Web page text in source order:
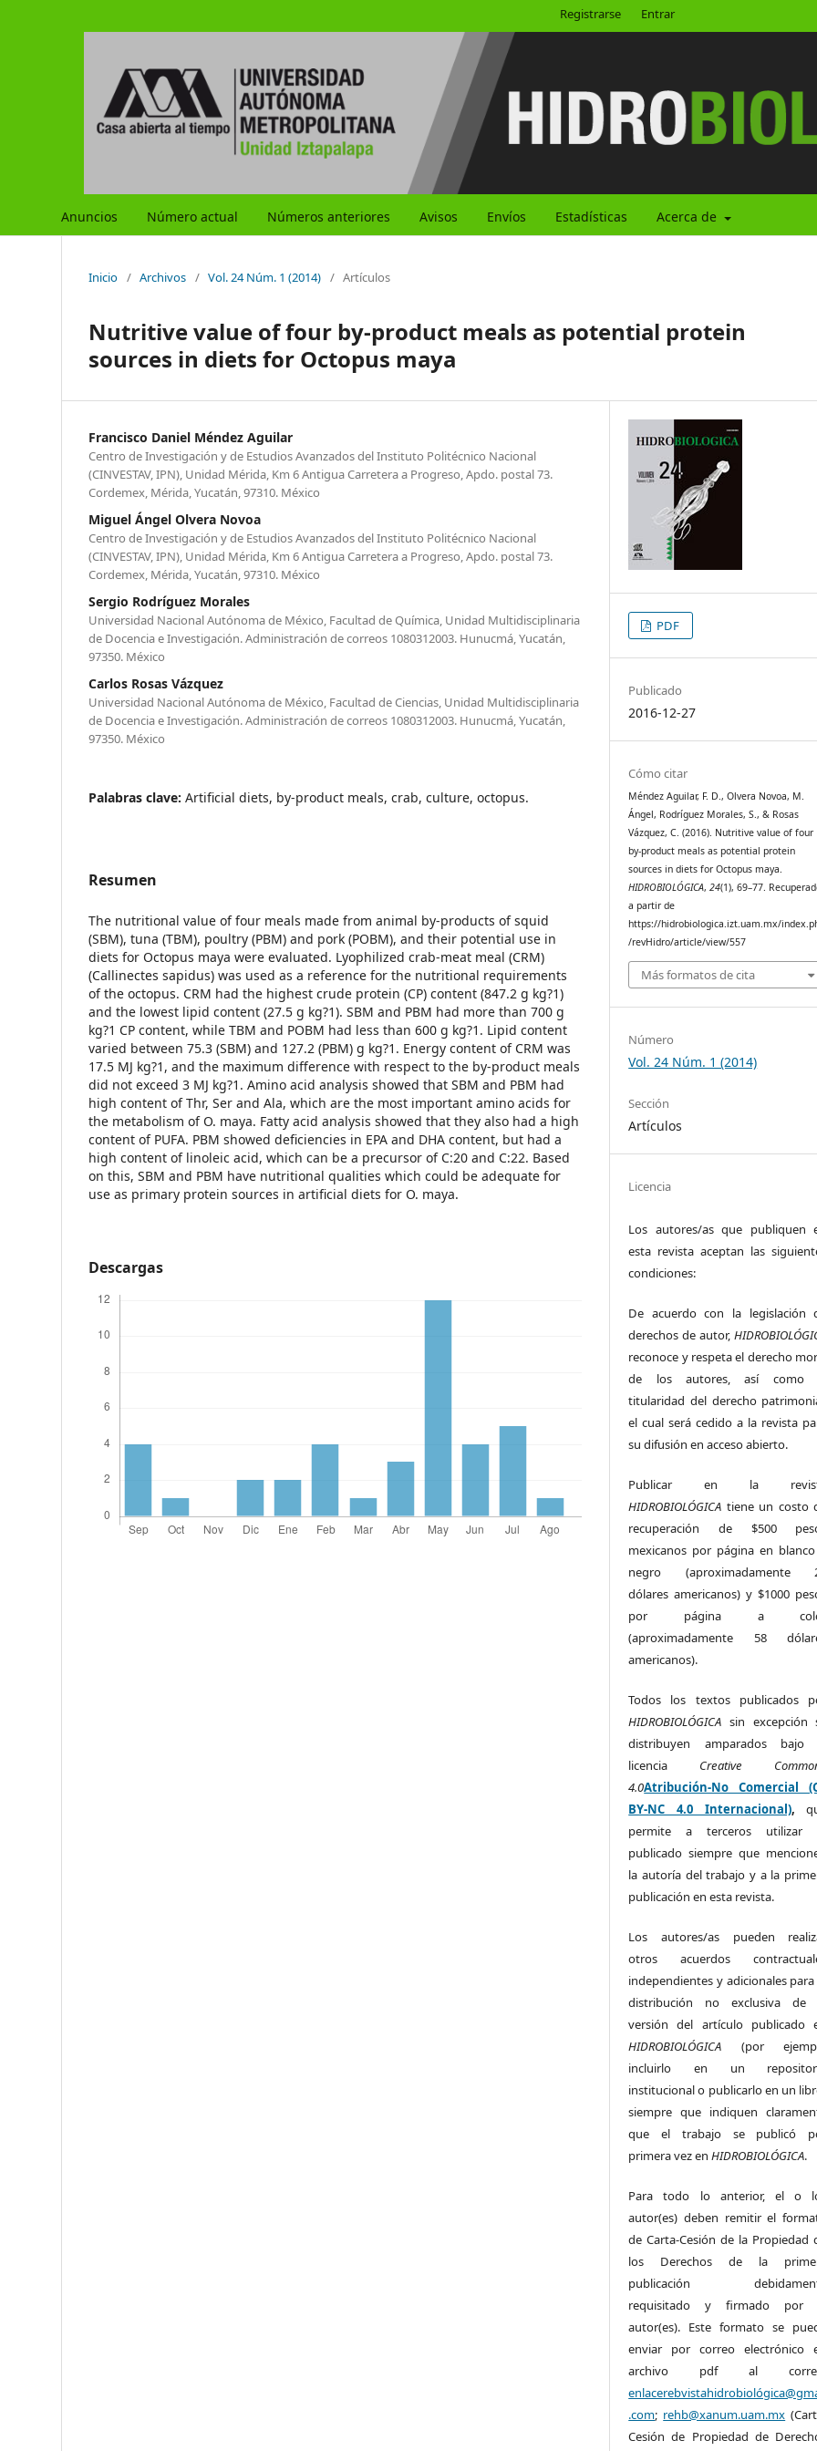
Anuncios Número actual Números anteriores Avisos Envíos Estadísticas Acerca de
Registrarse Entrar
Inicio / Archivos / Vol. 24 Núm. 1 (2014) / Artículos
Nutritive value of four by-product meals as potential protein
sources in diets for Octopus maya
Francisco Daniel Méndez Aguilar
Centro de Investigación y de Estudios Avanzados del Instituto Politécnico Nacional
(CINVESTAV, IPN), Unidad Mérida, Km 6 Antigua Carretera a Progreso, Apdo. postal 73.
Cordemex, Mérida, Yucatán, 97310. México
Miguel Ángel Olvera Novoa
Centro de Investigación y de Estudios Avanzados del Instituto Politécnico Nacional
(CINVESTAV, IPN), Unidad Mérida, Km 6 Antigua Carretera a Progreso, Apdo. postal 73.
Cordemex, Mérida, Yucatán, 97310. México
Sergio Rodríguez Morales
Universidad Nacional Autónoma de México, Facultad de Química, Unidad Multidisciplinaria
de Docencia e Investigación. Administración de correos 1080312003. Hunucmá, Yucatán,
97350. México
Carlos Rosas Vázquez
Universidad Nacional Autónoma de México, Facultad de Ciencias, Unidad Multidisciplinaria
de Docencia e Investigación. Administración de correos 1080312003. Hunucmá, Yucatán,
97350. México
Palabras clave:Artificial diets, by-product meals, crab, culture, octopus.
Resumen
The nutritional value of four meals made from animal by-products of squid
(SBM), tuna (TBM), poultry (PBM) and pork (POBM), and their potential use in
diets for Octopus maya were evaluated. Lyophilized crab-meat meal (CRM)
(Callinectes sapidus) was used as a reference for the nutritional requirements
of the octopus. CRM had the highest crude protein (CP) content (847.2 g kg?1)
and the lowest lipid content (27.5 g kg?1). SBM and PBM had more than 700 g
kg?1 CP content, while TBM and POBM had less than 600 g kg?1. Lipid content
varied between 75.3 (SBM) and 127.2 (PBM) g kg?1. Energy content of CRM was
17.5 MJ kg?1, and the maximum difference with respect to the by-product meals
did not exceed 3 MJ kg?1. Amino acid analysis showed that SBM and PBM had
high content of Thr, Ser and Ala, which are the most important amino acids for
the metabolism of O. maya. Fatty acid analysis showed that they also had a high
content of PUFA. PBM showed deficiencies in EPA and DHA content, but had a
high content of linoleic acid, which can be a precursor of C:20 and C:22. Based
on this, SBM and PBM have nutritional qualities which could be adequate for
use as primary protein sources in artificial diets for O. maya.
Descargas
PDF
Publicado
2016-12-27
Cómo citar
Méndez Aguilar, F. D., Olvera Novoa, M.
Ángel, Rodríguez Morales, S., & Rosas
Vázquez, C. (2016). Nutritive value of four
by-product meals as potential protein
sources in diets for Octopus maya.
HIDROBIOLÓGICA,24(1), 69–77.
a partir de
https://hidrobiologica.izt.uam.mx/
/revHidro/article/view/557
Más formatos de cita
Número
Vol. 24 Núm. 1 (2014)
Sección
Artículos
Licencia
Los autores/as que publiquen
esta revista aceptan las
condiciones:
De acuerdo con la legislación
derechos de autor,
reconoce y respeta el derecho
de los autores, así como
titularidad del derecho
el cual será cedido a la revista
su difusión en acceso abierto.
Publicar en la
HIDROBIOLÓGICA tiene un costo
recuperación de $500
mexicanos por página en
negro (aproximadamente
dólares americanos) y $1000
por página a
(aproximadamente 58
americanos).
Todos los textos publicados
HIDROBIOLÓGICA sin excepción
distribuyen amparados bajo
licencia Creative
4.0Atribución-No Comercial
BY-NC 4.0 Internacional),
permite a terceros utilizar
publicado siempre que
la autoría del trabajo y a la
publicación en esta revista.
Los autores/as pueden
otros acuerdos
independientes y adicionales para
distribución no exclusiva de
versión del artículo publicado
HIDROBIOLÓGICA (por
incluirlo en un
institucional o publicarlo en un
siempre que indiquen
que el trabajo se publicó
primera vez enHIDROBIOLÓGICA.
Para todo lo anterior, el o
autor(es) deben remitir el
de Carta-Cesión de la Propiedad
los Derechos de la
publicación
requisitado y firmado por
autor(es). Este formato se
enviar por correo electrónico
archivo pdf al
.com; rehb@xanum.uam.mx
Cesión de Propiedad de